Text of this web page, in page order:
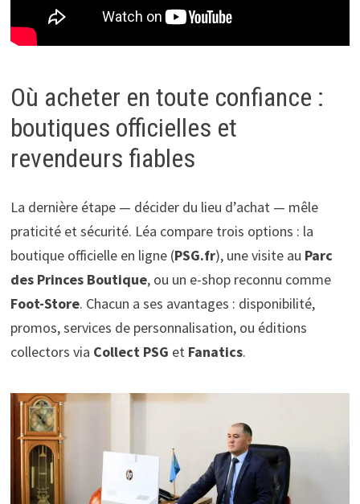
Où acheter en toute confiance :
boutiques officielles et
revendeurs fiables
La dernière étape — décider du lieu d’achat — mêle
praticité et sécurité. Léa compare trois options : la
boutique officielle en ligne (PSG.fr), une visite au Parc
des Princes Boutique, ou un e-shop reconnu comme
Foot-Store. Chacun a ses avantages : disponibilité,
promos, services de personnalisation, ou éditions
collectors via Collect PSG et Fanatics.